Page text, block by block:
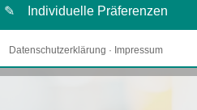
✎ Individuelle Präferenzen
Cookies
Datenschutzerklärung · Impressum